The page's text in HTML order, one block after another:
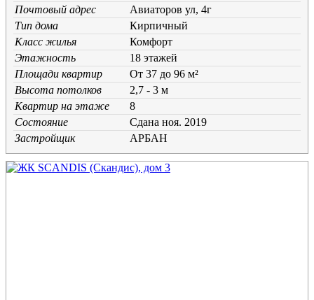
Почтовый адрес
Авиаторов ул, 4г
Тип дома
Кирпичный
Класс жилья
Комфорт
Этажность
18 этажей
Площади квартир
От 37 до 96 м²
Высота потолков
2,7 - 3 м
Квартир на этаже
8
Состояние
Cдана ноя. 2019
Застройщик
АРБАН